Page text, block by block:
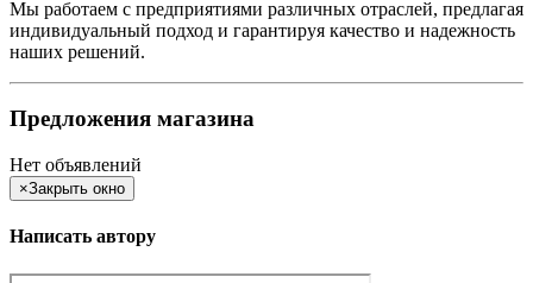
Мы работаем с предприятиями различных отраслей, предлагая
индивидуальный подход и гарантируя качество и надежность
наших решений.
Предложения магазина
Нет объявлений
×Закрыть окно
Написать автору